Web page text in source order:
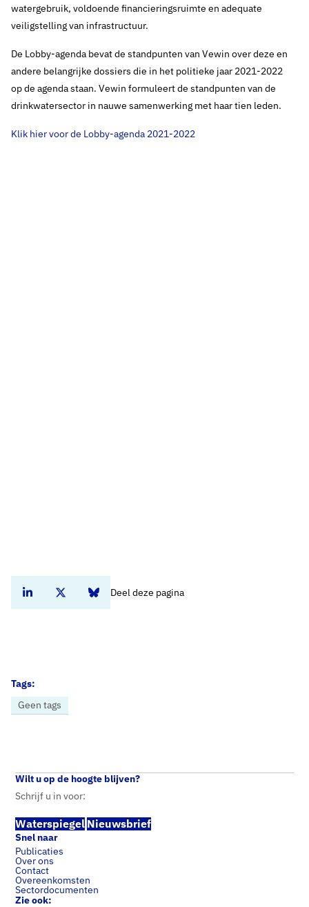
Vewin publiceert
Lobby-agenda 2021
– 2022 en roept
nieuw kabinet op
werk te maken van
Home Nieuws
watergebruik, voldoende financieringsruimte en adequate
veiligstelling van infrastructuur.
De Lobby-agenda bevat de standpunten van Vewin over deze en
andere belangrijke dossiers die in het politieke jaar 2021-2022
op de agenda staan. Vewin formuleert de standpunten van de
drinkwatersector in nauwe samenwerking met haar tien leden.
Klik hier voor de Lobby-agenda 2021-2022
Deel deze pagina
Deel dit artikel op Linkedin
Deel dit artikel op Twitter
Deel dit artikel op Bluesky
Tags:
Geen tags
Wilt u op de hoogte blijven?
Schrijf u in voor:
Waterspiegel Nieuwsbrief
Snel naar
Publicaties
Over ons
Contact
Overeenkomsten
Sectordocumenten
Zie ook: